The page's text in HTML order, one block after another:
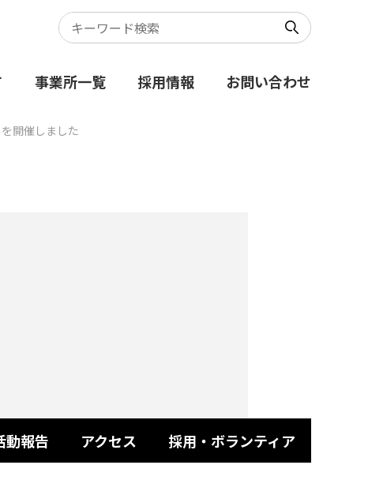
事業所一覧 採用情報 お問い合わせ
開催しました
動報告 アクセス 採用・ボランティア